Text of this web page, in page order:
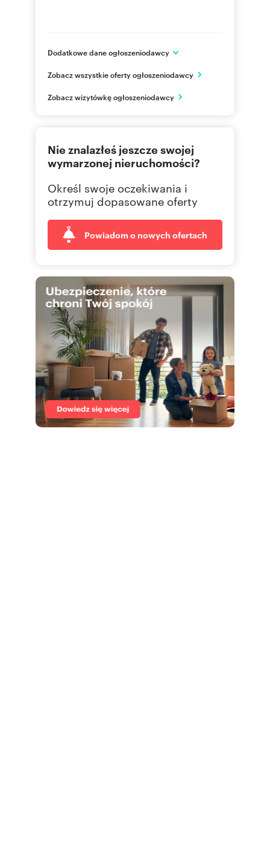
Dodatkowe dane ogłoszeniodawcy
Warszawa
PL
Zobacz wszystkie oferty ogłoszeniodawcy
Zobacz wizytówkę ogłoszeniodawcy
Nie znalazłeś jeszcze swojej
wymarzonej nieruchomości?
Określ swoje oczekiwania i
otrzymuj dopasowane oferty
Powiadom o nowych ofertach